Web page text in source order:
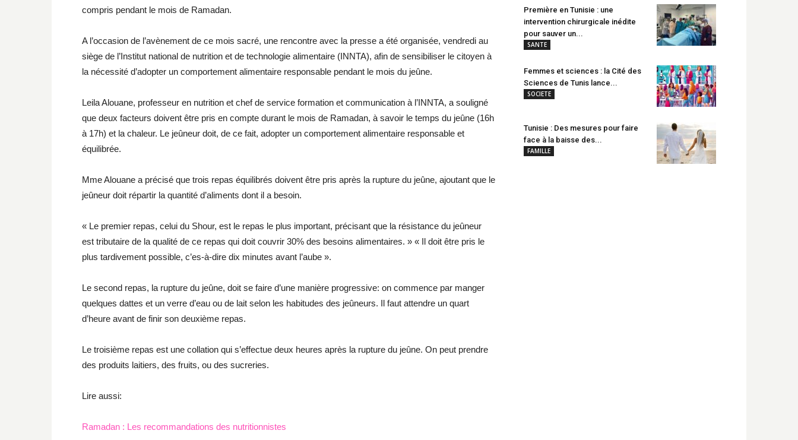
compris pendant le mois de Ramadan.
A l’occasion de l’avènement de ce mois sacré, une rencontre avec la presse a été organisée, vendredi au
siège de l’Institut national de nutrition et de technologie alimentaire (INNTA), afin de sensibiliser le citoyen à
la nécessité d’adopter un comportement alimentaire responsable pendant le mois du jeûne.
Leila Alouane, professeur en nutrition et chef de service formation et communication à l’INNTA, a souligné
que deux facteurs doivent être pris en compte durant le mois de Ramadan, à savoir le temps du jeûne (16h
à 17h) et la chaleur. Le jeûneur doit, de ce fait, adopter un comportement alimentaire responsable et
équilibrée.
Mme Alouane a précisé que trois repas équilibrés doivent être pris après la rupture du jeûne, ajoutant que le
jeûneur doit répartir la quantité d’aliments dont il a besoin.
« Le premier repas, celui du Shour, est le repas le plus important, précisant que la résistance du jeûneur
est tributaire de la qualité de ce repas qui doit couvrir 30% des besoins alimentaires. » « Il doit être pris le
plus tardivement possible, c’es-à-dire dix minutes avant l’aube ».
Le second repas, la rupture du jeûne, doit se faire d’une manière progressive: on commence par manger
quelques dattes et un verre d’eau ou de lait selon les habitudes des jeûneurs. Il faut attendre un quart
d’heure avant de finir son deuxième repas.
Le troisième repas est une collation qui s’effectue deux heures après la rupture du jeûne. On peut prendre
des produits laitiers, des fruits, ou des sucreries.
Lire aussi:
Ramadan : Les recommandations des nutritionnistes
Première en Tunisie : une
intervention chirurgicale inédite
pour sauver un...
SANTE
Femmes et sciences : la Cité des
Sciences de Tunis lance...
SOCIETE
Tunisie : Des mesures pour faire
face à la baisse des...
FAMILLE